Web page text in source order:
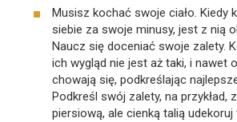
Musisz kochać swoje ciało. Kiedy
siebie za swoje minusy, jest z nią
Naucz się doceniać swoje zalety.
ich wygląd nie jest aż taki, i nawet
chowają się, podkreślając
Podkreśl swój zalety, na przykład,
piersiową, ale cienką talią